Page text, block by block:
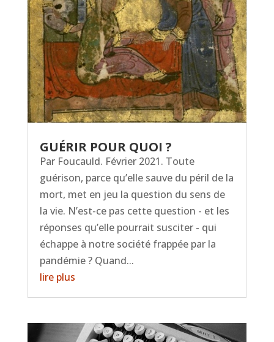
GUÉRIR POUR QUOI ?
Par Foucauld. Février 2021. Toute
guérison, parce qu’elle sauve du péril de la
mort, met en jeu la question du sens de
la vie. N’est-ce pas cette question - et les
réponses qu’elle pourrait susciter - qui
échappe à notre société frappée par la
pandémie ? Quand...
lire plus